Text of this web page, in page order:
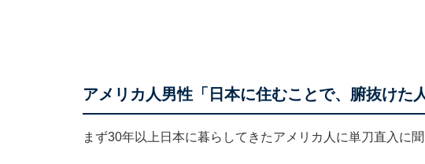
アメリカ人男性「日本に住むことで、腑抜けた
まず30年以上日本に暮らしてきたアメリカ人に単刀直入に